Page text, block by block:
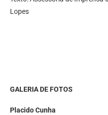
Lopes
GALERIA DE FOTOS
Placido Cunha